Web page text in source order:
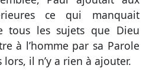
ce qui manquait
tous les sujets que Dieu
à l’homme par sa Parole
il n’y a rien à ajouter.